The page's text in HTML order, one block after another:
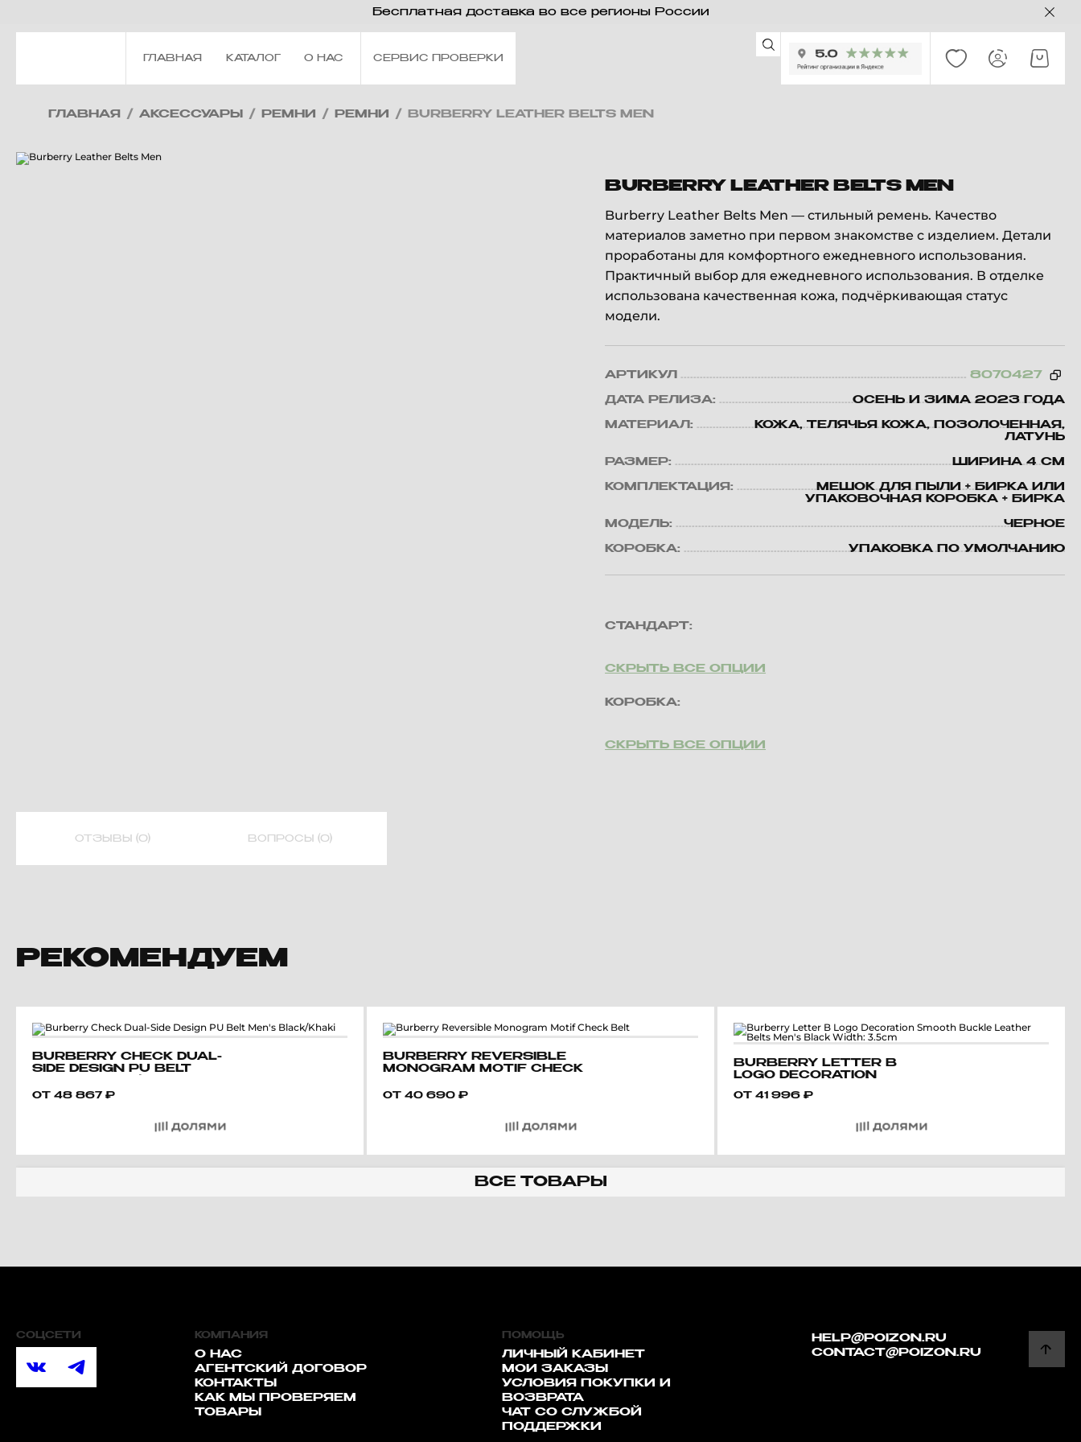
Бесплатная доставка во все регионы России
ГЛАВНАЯ КАТАЛОГ О НАС СЕРВИС ПРОВЕРКИ
ГЛАВНАЯ / АКСЕССУАРЫ / РЕМНИ / РЕМНИ / BURBERRY LEATHER BELTS MEN
BURBERRY LEATHER BELTS MEN
Burberry Leather Belts Men — стильный ремень. Качество
материалов заметно при первом знакомстве с изделием. Детали
проработаны для комфортного ежедневного использования.
Практичный выбор для ежедневного использования. В отделке
использована качественная кожа, подчёркивающая статус
модели.
АРТИКУЛ 8070427
ДАТА РЕЛИЗА: ОСЕНЬ И ЗИМА 2023 ГОДА
МАТЕРИАЛ:
КОЖА, ТЕЛЯЧЬЯ КОЖА, ПОЗОЛОЧЕННАЯ,
ЛАТУНЬ
РАЗМЕР: ШИРИНА 4 СМ
КОМПЛЕКТАЦИЯ:
МЕШОК ДЛЯ ПЫЛИ + БИРКА ИЛИ
УПАКОВОЧНАЯ КОРОБКА + БИРКА
МОДЕЛЬ: ЧЕРНОЕ
КОРОБКА: УПАКОВКА ПО УМОЛЧАНИЮ
СТАНДАРТ:
СКРЫТЬ ВСЕ ОПЦИИ
КОРОБКА:
СКРЫТЬ ВСЕ ОПЦИИ
ОТЗЫВЫ (0) ВОПРОСЫ (0)
РЕКОМЕНДУЕМ
BURBERRY CHECK DUAL-
SIDE DESIGN PU BELT
ОТ 48 867 ₽
BURBERRY REVERSIBLE
MONOGRAM MOTIF CHECK
ОТ 40 690 ₽
BURBERRY LETTER B
LOGO DECORATION
BELTS MEN'S BLACK
ОТ 41 996 ₽
ВСЕ ТОВАРЫ
СОЦСЕТИ КОМПАНИЯ
О НАС
АГЕНТСКИЙ ДОГОВОР
КОНТАКТЫ
КАК МЫ ПРОВЕРЯЕМ
ТОВАРЫ
HELP@POIZON.RU
CONTACT@POIZON.RU
ПОМОЩЬ
ЛИЧНЫЙ КАБИНЕТ
МОИ ЗАКАЗЫ
УСЛОВИЯ ПОКУПКИ И
ВОЗВРАТА
ЧАТ СО СЛУЖБОЙ
ПОДДЕРЖКИ